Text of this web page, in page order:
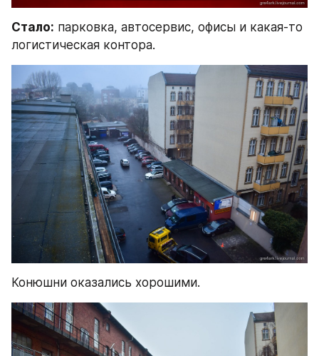
Стало: парковка, автосервис, офисы и какая-то
логистическая контора.
Конюшни оказались хорошими.